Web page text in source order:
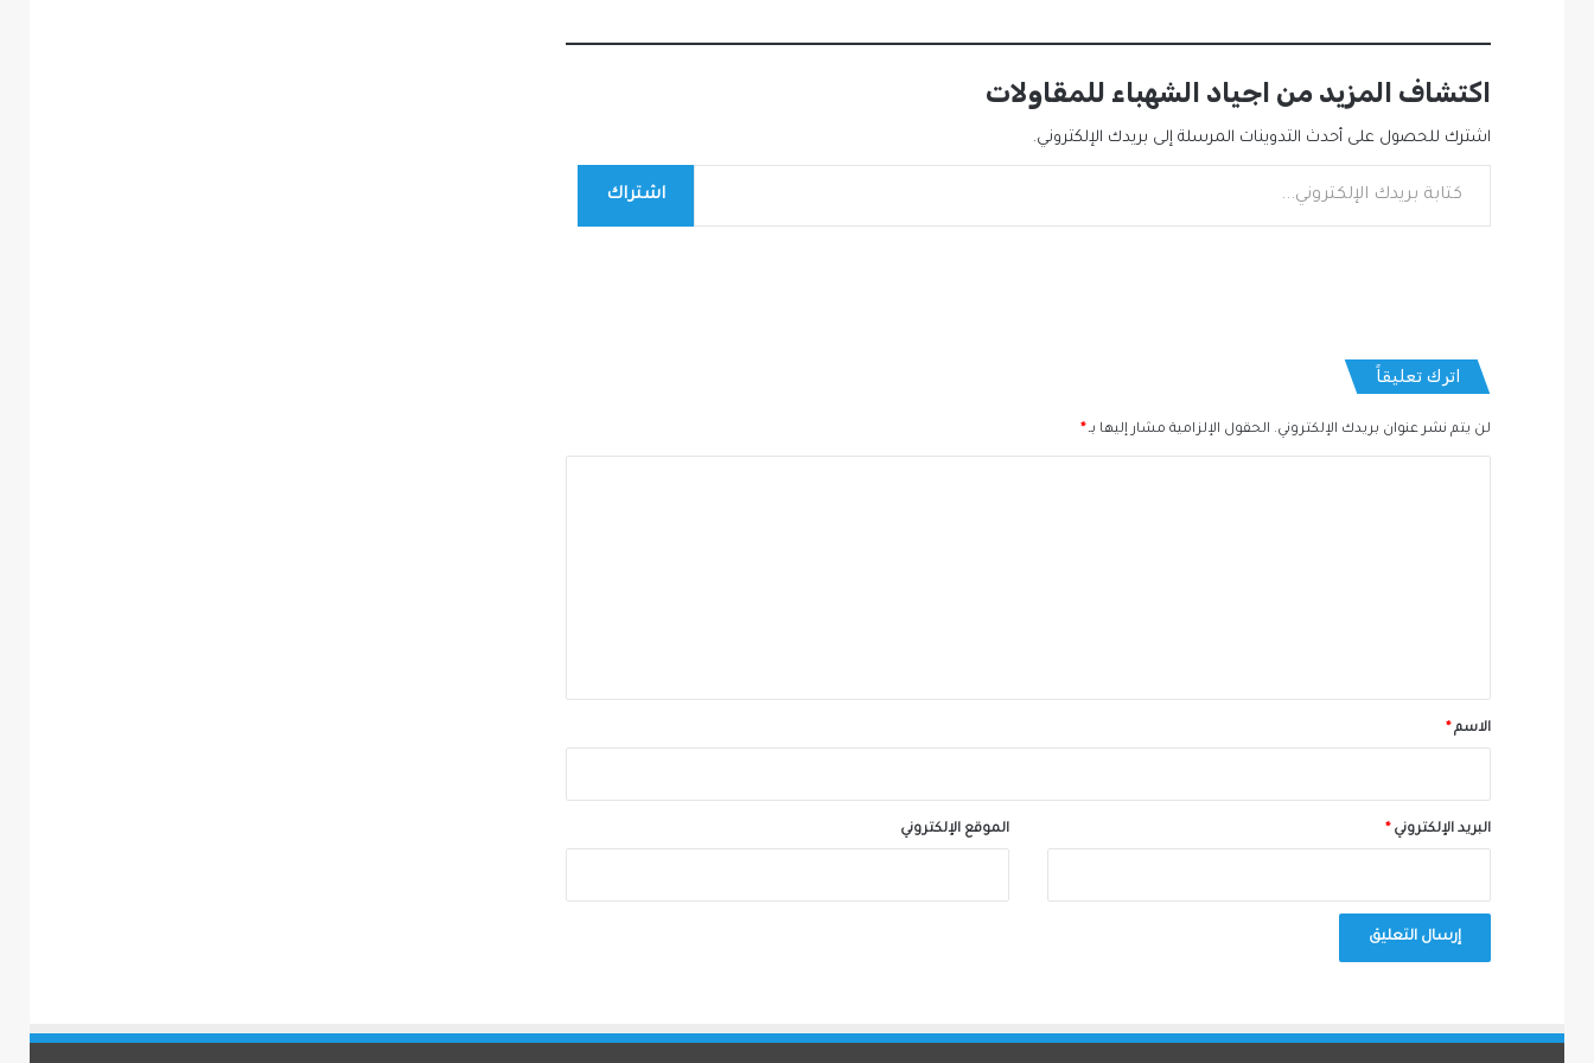
اكتشاف المزيد من اجياد الشهباء للمقاولات
اشترك للحصول على أحدث التدوينات المرسلة إلى بريدك الإلكتروني.
اشتراك
اترك تعليقاً
لن يتم نشر عنوان بريدك الإلكتروني. الحقول الإلزامية مشار إليها بـ*
*الاسم*
البريد الإلكتروني* الموقع الإلكتروني